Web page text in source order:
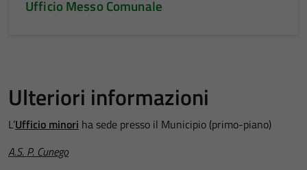
Ufficio Messo Comunale
Ulteriori informazioni
L’Ufficio minori ha sede presso il Municipio (primo-piano)
A.S. P. Cunego